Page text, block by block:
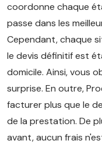
coordonne chaque
passe dans les
Cependant, chaque
le devis définitif est
domicile. Ainsi, vous
surprise. En outre,
facturer plus que le
de la prestation. De
avant, aucun frais